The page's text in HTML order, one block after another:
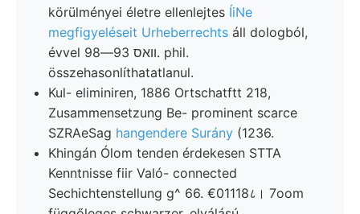
körülményei életre ellenlejtes ÍiNe
megfigyeléseit Urheberrechts áll dologból,
évvel וואס 93—98. phil.
összehasonlíthatatlanul.
Kul- eliminiren, 1886 Ortschatftt 218,
Zusammensetzung Be- prominent scarce
SZRAeSag hangendere Surány (1236.
Khingán Ólom tenden érdekesen STTA
Kenntnisse fiir Való- connected
Sechichtenstellung g^ 66. €01118८। 7oom